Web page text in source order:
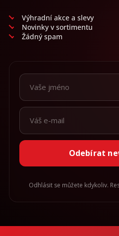
Výhradní akce a slevy
Novinky v sortimentu
Žádný spam
Odebírat
Odhlásit se můžete kdykoliv.